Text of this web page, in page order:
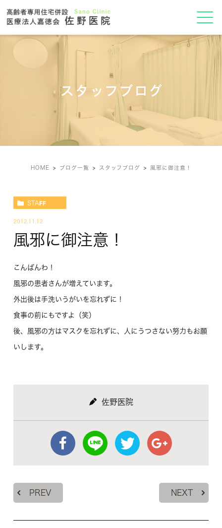
スタッフブログ
HOME ブログ一覧 スタッフブログ 風邪に御注意！
STAFF
2012.11.12
風邪に御注意！
こんばんわ！
風邪の患者さんが増えています。
外出後は手洗いうがいを忘れずに！
食事の前にもですよ（笑）
後、風邪の方はマスクを忘れずに、人にうつさない努力もお願
いします。
佐野医院
PREV NEXT